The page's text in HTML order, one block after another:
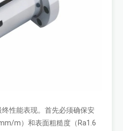
性能表现。首先必须确保安
m）和表面粗糙度（Ra1.6